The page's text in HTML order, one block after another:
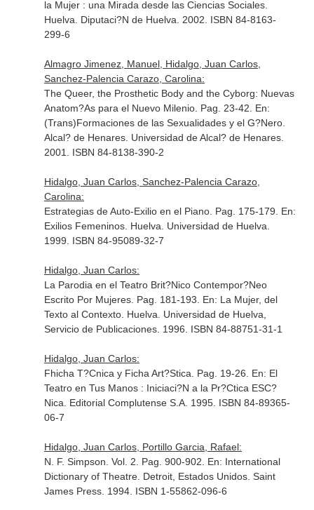
la Mujer : una Mirada desde las Ciencias Sociales.
Huelva. Diputaci?N de Huelva. 2002. ISBN 84-8163-
299-6
Almagro Jimenez, Manuel, Hidalgo, Juan Carlos,
Sanchez-Palencia Carazo, Carolina:
The Queer, the Prosthetic Body and the Cyborg: Nuevas
Anatom?As para el Nuevo Milenio. Pag. 23-42. En:
(Trans)Formaciones de las Sexualidades y el G?Nero.
Alcal? de Henares. Universidad de Alcal? de Henares.
2001. ISBN 84-8138-390-2
Hidalgo, Juan Carlos, Sanchez-Palencia Carazo,
Carolina:
Estrategias de Auto-Exilio en el Piano. Pag. 175-179. En:
Exilios Femeninos. Huelva. Universidad de Huelva.
1999. ISBN 84-95089-32-7
Hidalgo, Juan Carlos:
La Parodia en el Teatro Brit?Nico Contempor?Neo
Escrito Por Mujeres. Pag. 181-193. En: La Mujer, del
Texto al Contexto. Huelva. Universidad de Huelva,
Servicio de Publicaciones. 1996. ISBN 84-88751-31-1
Hidalgo, Juan Carlos:
Fhicha T?Cnica y Ficha Art?Stica. Pag. 19-26. En: El
Teatro en Tus Manos : Iniciaci?N a la Pr?Ctica ESC?
Nica . Editorial Complutense S.A. 1995. ISBN 84-89365-
06-7
Hidalgo, Juan Carlos, Portillo Garcia, Rafael:
N. F. Simpson. Vol. 2. Pag. 900-902. En: International
Dictionary of Theatre. Detroit, Estados Unidos. Saint
James Press. 1994. ISBN 1-55862-096-6